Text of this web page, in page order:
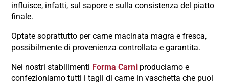
influisce, infatti, sul sapore e sulla consistenza del piatto
finale.
Optate soprattutto per carne macinata magra e fresca,
possibilmente di provenienza controllata e garantita.
Nei nostri stabilimenti Forma Carni produciamo e
confezioniamo tutti i tagli di carne in vaschetta che puoi